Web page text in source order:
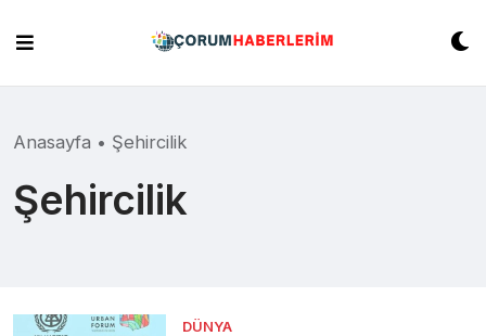
content
Anasayfa • Şehircilik
Şehircilik
DÜNYA